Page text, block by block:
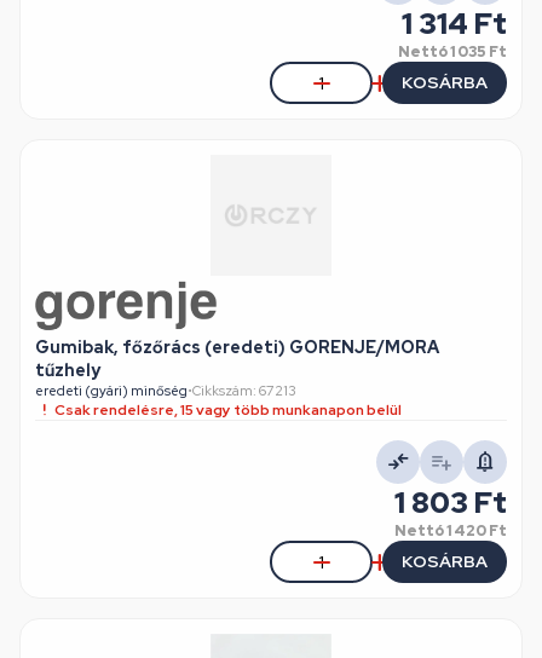
1 314 Ft
Nettó1 035 Ft
KOSÁRBA
Gumibak, főzőrács (eredeti) GORENJE/MORA
tűzhely
eredeti (gyári) minőség•Cikkszám: 67213
Csak rendelésre, 15 vagy több munkanapon belül
1 803 Ft
Nettó1 420 Ft
KOSÁRBA